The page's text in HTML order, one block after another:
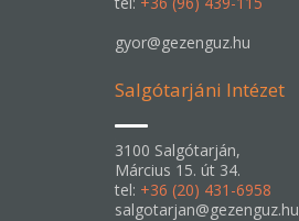
gyor@gezenguz.hu
Salgótarjáni Intézet
3100 Salgótarján,
Március 15. út 34.
tel: +36 (20) 431-6958
salgotarjan@gezenguz.hu